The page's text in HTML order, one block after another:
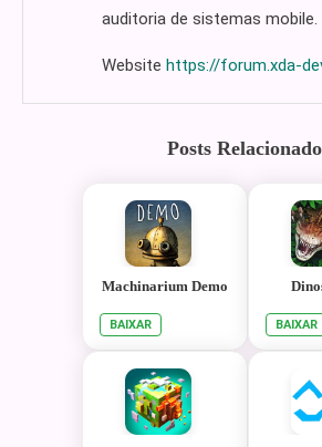
auditoria de sistemas mobile.
Website https://forum.xda-
Posts
Machinarium Demo
BAIXAR BAIXAR